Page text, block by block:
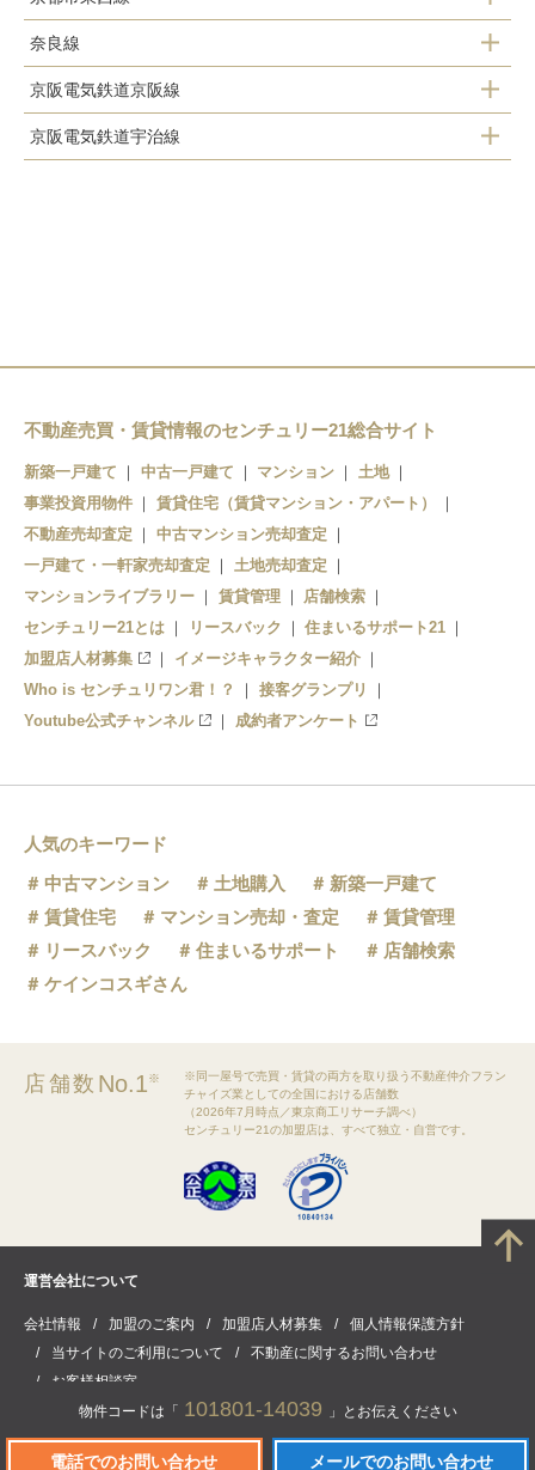
物件コードは「 101801-14039 」とお伝えください
電話でのお問い合わせ メールでのお問い合わせ
伏見駅
桃山御陵前駅
竹田駅
醍醐駅
石田駅
奈良線
稲荷駅
ＪＲ藤森駅
京阪電気鉄道京阪線
伏見稲荷駅
中書島駅
淀駅
京阪電気鉄道宇治線
不動産売買・賃貸情報のセンチュリー21総合サイト
新築一戸建て 中古一戸建て マンション
土地
事業投資用物件
賃貸住宅（賃貸マンション・アパート）
不動産売却査定
中古マンション売却査定
一戸建て・一軒家売却査定
土地売却査定
マンションライブラリー
賃貸管理
店舗検索
センチュリー21とは
リースバック
住まいるサポート21
加盟店人材募集
イメージキャラクター紹介
Who is センチュリワン君！？
接客グランプリ
Youtube公式チャンネル
成約者アンケート
人気のキーワード
中古マンション
土地購入
新築一戸建て
賃貸住宅
マンション売却・査定
賃貸管理
リースバック
住まいるサポート
店舗検索
ケインコスギさん
店舗数 No.1※
※同一屋号で売買・賃貸の両方を取り扱う不動産仲介フラン
チャイズ業としての全国における店舗数
（2026年7月時点／東京商工リサーチ調べ）
センチュリー21の加盟店は、すべて独立・自営です。
運営会社について
会社情報 加盟のご案内 加盟店人材募集
個人情報保護方針
当サイトのご利用について
不動産に関するお問い合わせ
お客様相談室